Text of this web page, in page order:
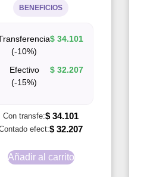
BENEFICIOS
(-10%)
$ 34.101
Efectivo
(-15%)
$ 32.207
Con transfe:$ 34.101
efect:$ 32.207
Añadir al carrito